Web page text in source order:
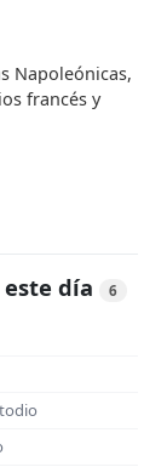
Napoleónicas,
francés y
día 6